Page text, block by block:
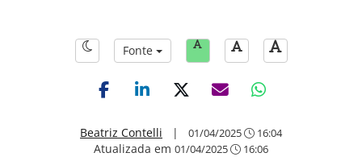
Fonte
Beatriz Contelli | 01/04/2025 16:04
Atualizada em 01/04/2025 16:06